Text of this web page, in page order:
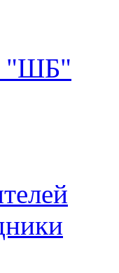
"ШБ"